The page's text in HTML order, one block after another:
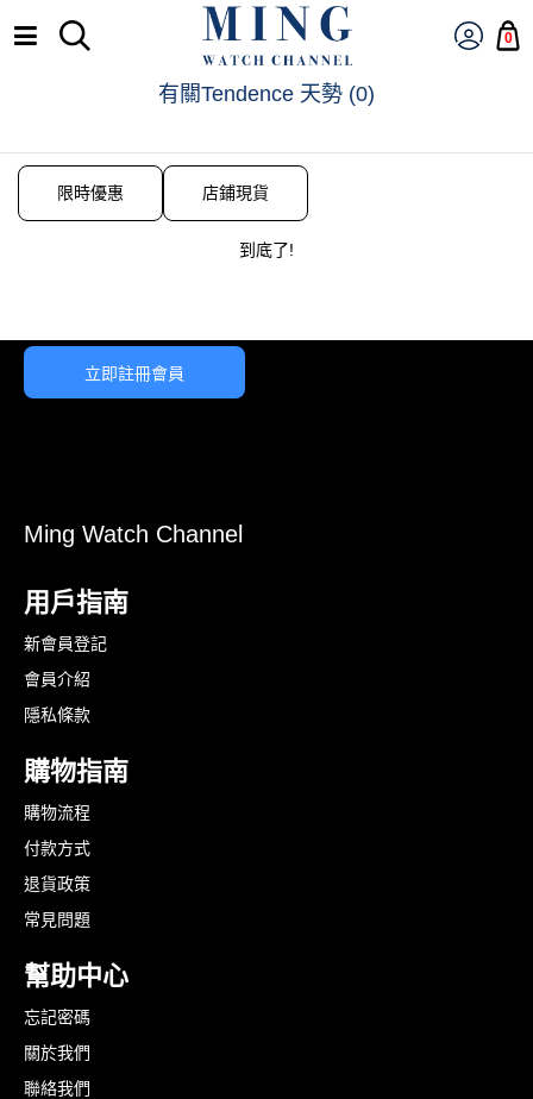
0
有關Tendence 天勢 (0)
限時優惠 店鋪現貨
到底了!
立即註冊會員
Ming Watch Channel
用戶指南
新會員登記
會員介紹
隱私條款
購物指南
購物流程
付款方式
退貨政策
常見問題
幫助中心
忘記密碼
關於我們
聯絡我們